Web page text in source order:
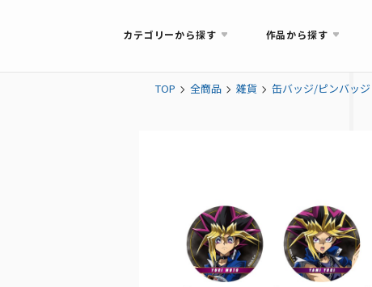
カテゴリーから探す 作品から探す
TOP 全商品 雑貨 缶バッジ/ピンバッジ